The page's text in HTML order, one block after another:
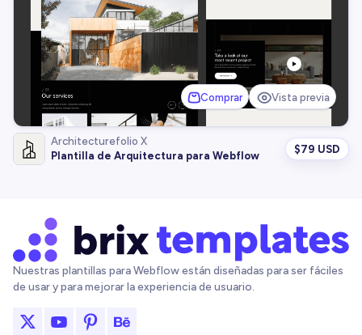
Comprar Vista previa
Architecturefolio X
Plantilla de Arquitectura para Webflow
$79 USD
Nuestras plantillas para Webflow están diseñadas para ser fáciles
de usar y para mejorar la experiencia de usuario.